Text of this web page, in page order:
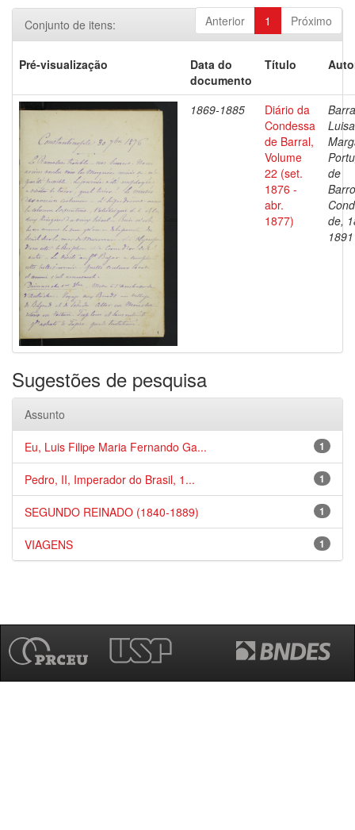
Anterior 1 Próximo
Conjunto de itens:
Pré-visualização
Data do
documento
Título
1869-1885
Diário da
Condessa
de Barral,
Volume
22 (set.
1876 -
abr.
1877)
Luisa
de
de,
1891
Sugestões de pesquisa
Assunto
1
Eu, Luis Filipe Maria Fernando Ga...
1
Pedro, II, Imperador do Brasil, 1...
1
SEGUNDO REINADO (1840-1889)
1
VIAGENS